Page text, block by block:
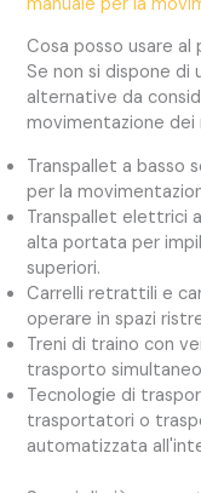
Cosa posso usare
Se non si dispone
alternative da
movimentazione dei
Transpallet a basso
per la
Transpallet elettrici
alta portata per
superiori.
Carrelli retrattili e
operare in spazi
Treni di traino con
trasporto
Tecnologie di
trasportatori o
automatizzata